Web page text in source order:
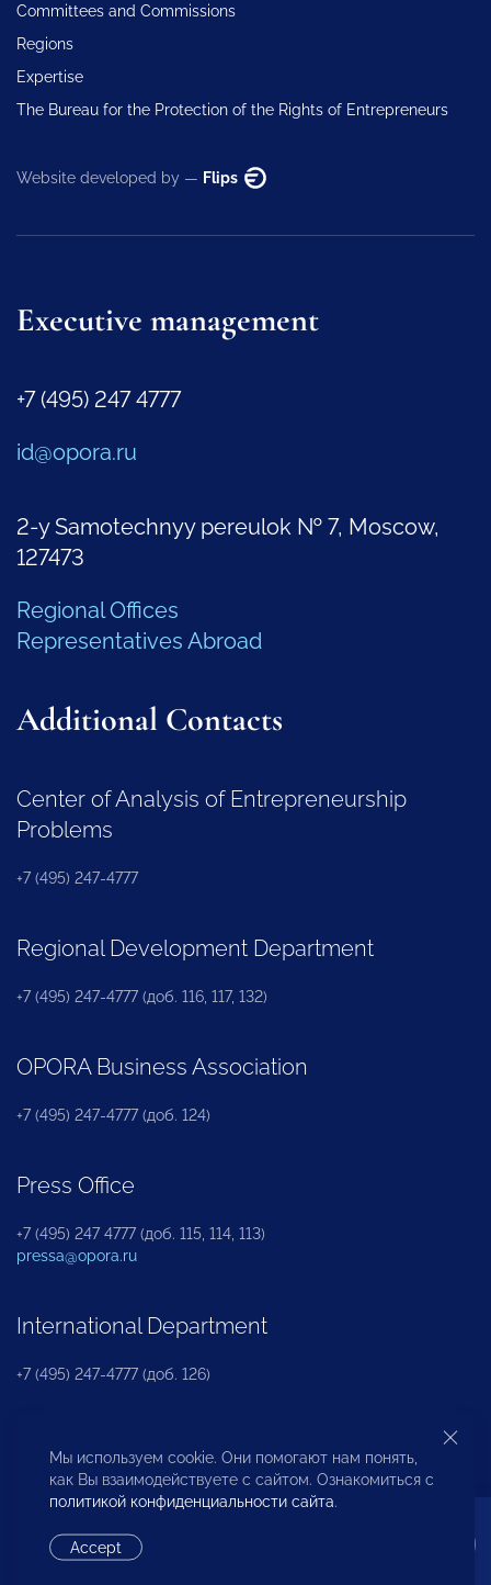
Committees and Commissions
Regions
Expertise
The Bureau for the Protection of the Rights of Entrepreneurs
Website developed by — Flips
Executive management
+7 (495) 247 4777
id@opora.ru
2-y Samotechnyy pereulok № 7, Moscow,
127473
Regional Offices
Representatives Abroad
Additional Contacts
Center of Analysis of Entrepreneurship
Problems
+7 (495) 247-4777
Regional Development Department
+7 (495) 247-4777 (доб. 116, 117, 132)
OPORA Business Association
+7 (495) 247-4777 (доб. 124)
Press Office
+7 (495) 247 4777 (доб. 115, 114, 113)
pressa@opora.ru
International Department
+7 (495) 247-4777 (доб. 126)
Business and Investment Rights Protection
Department
Мы используем cookie. Они помогают нам понять,
как Вы взаимодействуете с сайтом. Ознакомиться с
политикой конфиденциальности сайта.
Accept